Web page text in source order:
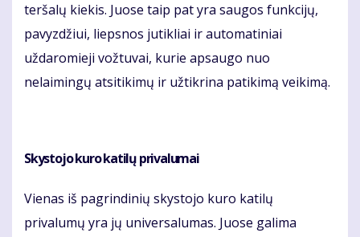
teršalų kiekis. Juose taip pat yra saugos funkcijų,
pavyzdžiui, liepsnos jutikliai ir automatiniai
uždaromieji vožtuvai, kurie apsaugo nuo
nelaimingų atsitikimų ir užtikrina patikimą veikimą.
Skystojo kuro katilų privalumai
Vienas iš pagrindinių skystojo kuro katilų
privalumų yra jų universalumas. Juose galima